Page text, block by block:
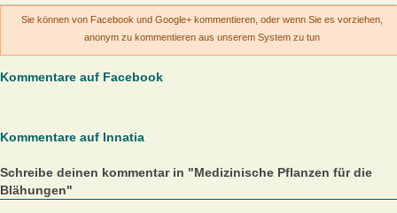
Sie können von Facebook und Google+ kommentieren, oder wenn Sie es vorziehen,
anonym zu kommentieren aus unserem System zu tun
Kommentare auf Facebook
Kommentare auf Innatia
Schreibe deinen kommentar in "Medizinische Pflanzen für die
Blähungen"